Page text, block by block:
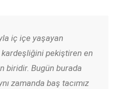
iç içe yaşayan
pekiştiren en
biridir. Bugün burada
zamanda baş tacımız